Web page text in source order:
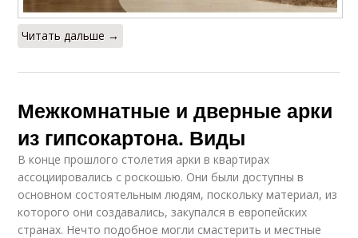
Читать дальше →
Межкомнатные и дверные арки
из гипсокартона. Виды
В конце прошлого столетия арки в квартирах
ассоциировались с роскошью. Они были доступны в
основном состоятельным людям, поскольку материал, из
которого они создавались, закупался в европейских
странах. Нечто подобное могли смастерить и местные